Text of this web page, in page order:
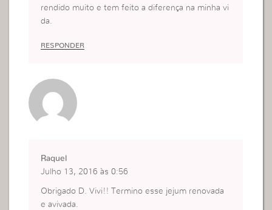
rendido muito e tem feito a diferença na minha vi
da.
RESPONDER
Raquel
Julho 13, 2016 às 0:56
Obrigado D. Vivi!! Termino esse jejum renovada
e avivada.